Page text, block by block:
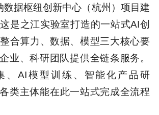
数据枢纽创新中心（杭州）项目建
是之江实验室打造的一站式AI创
合算力、数据、模型三大核心要
业、科研团队提供全链条服务。
、AI模型训练、智能化产品研
类主体能在此一站式完成全流程